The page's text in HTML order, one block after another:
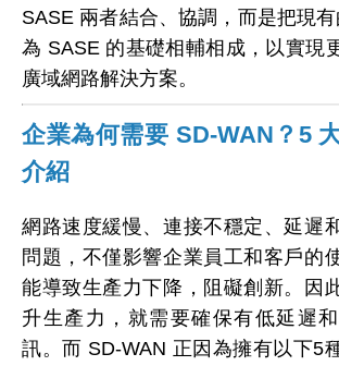
SASE 兩者結合、協調，而是把現
為 SASE 的基礎相輔相成，以實現
廣域網路解決方案。
企業為何需要 SD-WAN？5
介紹
網路速度緩慢、連接不穩定、延遲
問題，不僅影響企業員工和客戶的
能導致生產力下降，阻礙創新。因
升生產力，就需要確保有低延遲
訊。而 SD-WAN 正因為擁有以下5